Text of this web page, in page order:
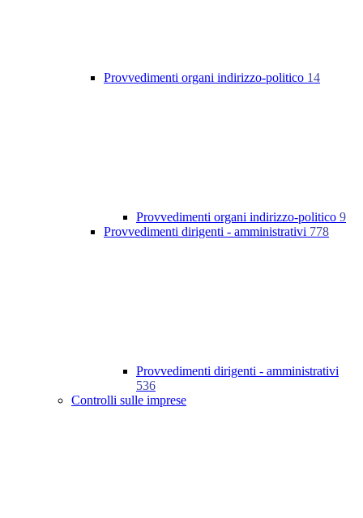
Provvedimenti organi indirizzo-politico 14
Provvedimenti organi indirizzo-politico 9
Provvedimenti dirigenti - amministrativi 778
Provvedimenti dirigenti - amministrativi
536
Controlli sulle imprese